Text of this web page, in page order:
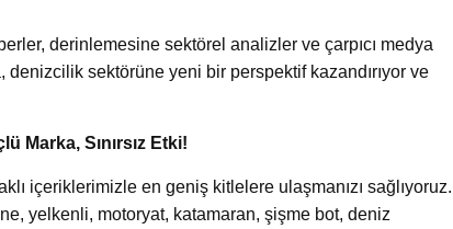
derinlemesine sektörel analizler ve çarpıcı medya
sektörüne yeni bir perspektif kazandırıyor ve
Marka, Sınırsız Etki!
içeriklerimizle en geniş kitlelere ulaşmanızı sağlıyoruz.
yelkenli, motoryat, katamaran, şişme bot, deniz